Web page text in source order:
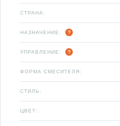
СТРАНА:
НАЗНАЧЕНИЕ:
УПРАВЛЕНИЕ:
ФОРМА СМЕСИТЕЛЯ:
СТИЛЬ:
ЦВЕТ: